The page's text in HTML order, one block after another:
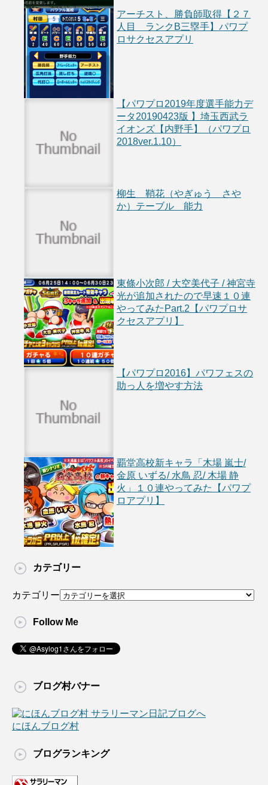
アーチスト、勝負師取得【２７
人目 ランクB三塁手】パワプ
ロサクセスアプリ
【パワプロ2019年度選手能力デ
ータ20190423版 】埼玉西武ラ
イオンズ【内野手】（パワプロ
2018ver.1.10）
柳生 鞘花（やぎゅう さや
か）テーブル 能力
東條小次郎 / 大空美代子 / 神宮寺
光が追加されたので早速１０連
やってみたPart.2【パワプロサ
クセスアプリ】
【パワプロ2016】パワフェスの
助っ人を増やす方法
覇堂高校新キャラ「木場 嵐士/
金原 いずる/ 水鳥 忍/ 木場 静
火」１０連やってみた【パワプ
ロアプリ】
カテゴリー
カテゴリー
Follow Me
ブログ村バナー
にほんブログ村
ブログランキング